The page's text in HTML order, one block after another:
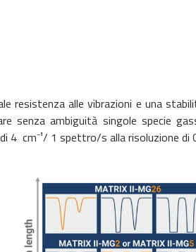
resistenza alle vibrazioni e una
senza ambiguità singole specie
4 cm⁻¹/ 1 spettro/s alla risoluzione di